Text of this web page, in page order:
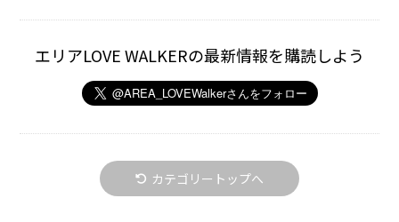
エリアLOVE WALKERの最新情報を購読しよう
カテゴリートップへ